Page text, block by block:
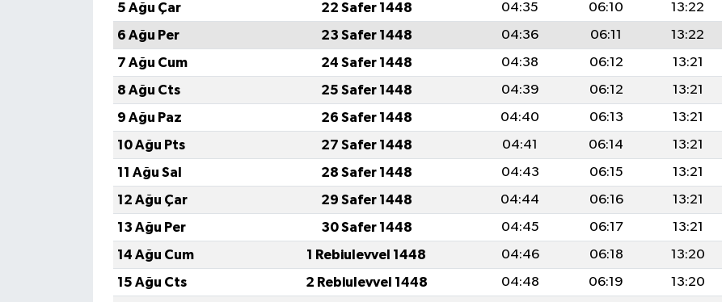
5 Ağu Çar
22 Safer 1448 04:35 06:10 13:22
6 Ağu Per
23 Safer 1448 04:36 06:11 13:22
7 Ağu Cum
24 Safer 1448 04:38 06:12 13:21
8 Ağu Cts
25 Safer 1448 04:39 06:12 13:21
9 Ağu Paz
26 Safer 1448 04:40 06:13 13:21
10 Ağu Pts
27 Safer 1448 04:41 06:14 13:21
11 Ağu Sal
28 Safer 1448 04:43 06:15 13:21
12 Ağu Çar
29 Safer 1448 04:44 06:16 13:21
13 Ağu Per
30 Safer 1448 04:45 06:17 13:21
14 Ağu Cum
1 Rebiulevvel 1448 04:46 06:18 13:20
15 Ağu Cts
2 Rebiulevvel 1448 04:48 06:19 13:20